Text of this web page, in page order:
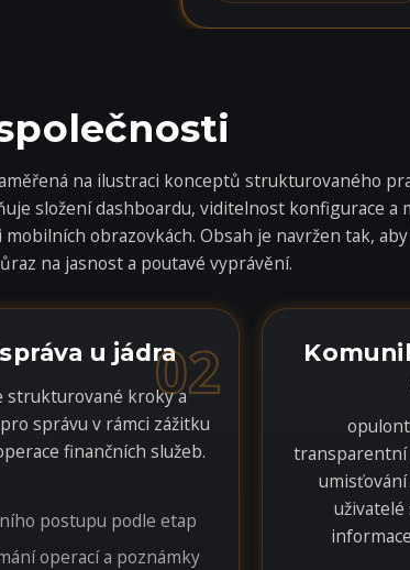
na ilustraci konceptů strukturovaného
složení dashboardu, viditelnost konfigurace a
obrazovkách. Obsah je navržen tak,
na jasnost a poutavé vyprávění.
02
u jádra
strukturované kroky a
správu v rámci zážitku
finančních služeb.
postupu podle etap
operací a poznámky
transparentní